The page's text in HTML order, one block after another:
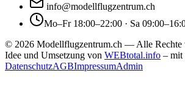
info@modellflugzentrum.ch
Mo–Fr 18:00–22:00 · Sa
© 2026 Modellflugzentrum.ch — Alle Rechte
Idee und Umsetzung von WEBtotal.info – mit
DatenschutzAGBImpressumAdmin